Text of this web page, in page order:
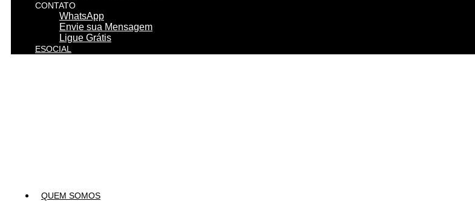
CONTATO
WhatsApp
Envie sua Mensagem
Ligue Grátis
ESOCIAL
QUEM SOMOS